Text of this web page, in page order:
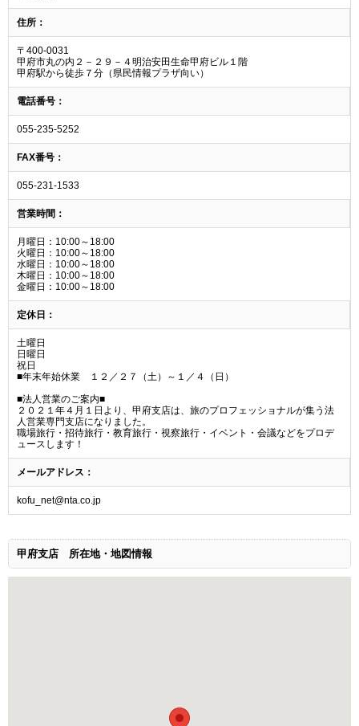
住所：
〒400-0031
甲府市丸の内２－２９－４明治安田生命甲府ビル１階
甲府駅から徒歩７分（県民情報プラザ向い）
電話番号：
055-235-5252
FAX番号：
055-231-1533
営業時間：
月曜日：10:00～18:00
火曜日：10:00～18:00
水曜日：10:00～18:00
木曜日：10:00～18:00
金曜日：10:00～18:00
定休日：
土曜日
日曜日
祝日
■年末年始休業 １２／２７（土）～１／４（日）
■法人営業のご案内■
２０２１年４月１日より、甲府支店は、旅のプロフェッショナルが集う法
人営業専門支店になりました。
職場旅行・招待旅行・教育旅行・視察旅行・イベント・会議などをプロデ
ュースします！
メールアドレス：
kofu_net@nta.co.jp
甲府支店 所在地・地図情報